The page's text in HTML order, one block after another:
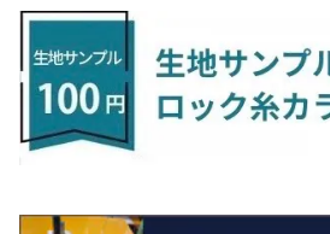
H27/1～R5/6 30系
R5/6～ 40系
H24/4～29/10 20系
ヴィッツ
H22/12～R2/3 130系
ヴォクシー
H26/1～R4/1 80系
エスクァイア
R3/11～ 20系
H26/10～
ＲＸ
H27/10～R4/7 20系5人乗
ＵＸ
H30/11～
R2/6~R8/6 15系(e-POWER)
R8/6～ 16系
H11/6～H16/10 Y34
サクラ
R4/5～ B6AW
シーマ
H13/1～R4/8 F50・Y51
シルビア
H23/5～ LA100系
ソルテラ
R4/5~ XEAM10X・YEAM15X
ディアスワゴン
H21/9～R2/4 S300系
トレジア
H24/11～R1/8 GJ系
キャロル
H27/1～ HB36/37/97S
キャロルエコ
H24/11～H27/1 HB35S
スクラム
R1/7～ LA650/660
H28/11～ M900系
ハイゼット・キャディー
H28/6～R3/9 LA700V
ハイゼット・カーゴ
H16/12～ S300/S700系
ハイゼット・トラック
H13/9～ DA系
クロスビー(XBEE)
H29/12～R7/10 MN71S
ジムニー
H3/6～ JA/JB系
ジムニーノマド
H24/10～R2/12 GF系
アウトランダーＰＨＥＶ
H25/1～ GG/GN系 5人乗
エクリプスクロス/エクリプスクロスPHEV
H30/3～ GK/GL系
タウンボックス
H24/11～R2/3 JG1・JG2
R2/11～ JG3・JG4
N-ONE e:
R7/9~ JG5
N-VAN
H30/7～ JJ1・JJ2
N-VAN e:
H16/4～28/1 １T系 トゥラン
R2/7～ A1D系
ティグアン
H20/9～H29/1 5NC系
トゥアレグ
H15/9～H30/4 7L/7P系
パサート
H27/6～R1/8
ＣＬＳクラス
H30/6～
Ｅクラス
H28/7～
ＧＬＡクラス
ラグマットミニ（S）